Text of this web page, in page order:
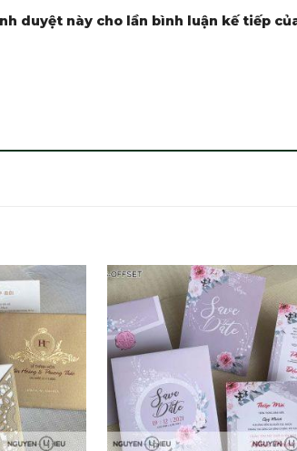
duyệt này cho lần bình luận kế tiếp